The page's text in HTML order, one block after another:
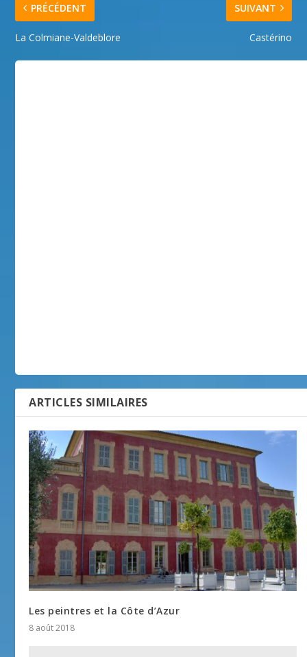
PRÉCÉDENT
La Colmiane-Valdeblore
SUIVANT
Castérino
ARTICLES SIMILAIRES
Les peintres et la Côte d’Azur
8 août 2018